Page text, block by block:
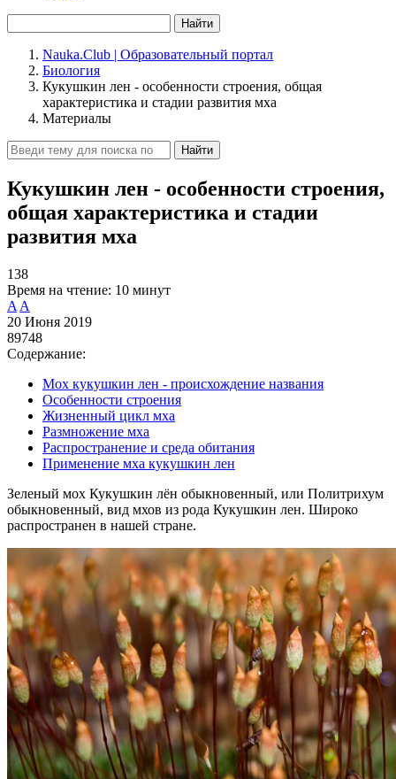
Найти
Nauka.Club | Образовательный портал
Биология
Кукушкин лен - особенности строения, общая
характеристика и стадии развития мха
Материалы
Найти
Кукушкин лен - особенности строения,
общая характеристика и стадии
развития мха
138
Время на чтение: 10 минут
A A
20 Июня 2019
89748
Содержание:
Мох кукушкин лен - происхождение названия
Особенности строения
Жизненный цикл мха
Размножение мха
Распространение и среда обитания
Применение мха кукушкин лен
Зеленый мох Кукушкин лён обыкновенный, или Политрихум
обыкновенный, вид мхов из рода Кукушкин лен. Широко
распространен в нашей стране.